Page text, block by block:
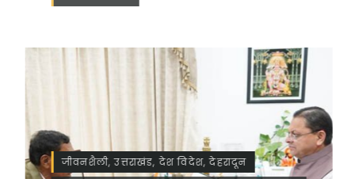
जीवनशैली, उत्तराखंड, देश विदेश, देहरादून